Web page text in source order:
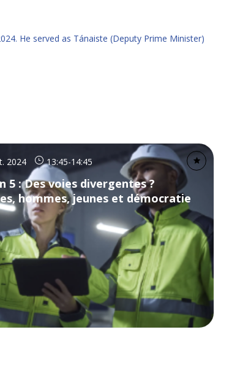
He served as Tánaiste (Deputy Prime Minister)
2024 13:45-14:45
5 : Des voies divergentes ?
hommes, jeunes et démocratie